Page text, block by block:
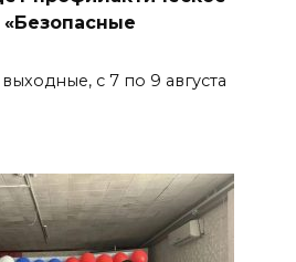
с 7 по 9 августа